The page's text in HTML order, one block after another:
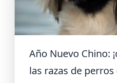
Año Nuevo Chino:
las razas de